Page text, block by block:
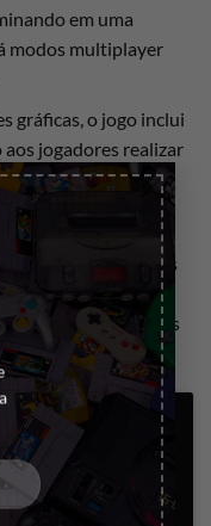
×
em uma
modos multiplayer
gráficas, o jogo inclui
jogadores realizar
Boy Color
é uma
de um dos jogos
das inevitáveis